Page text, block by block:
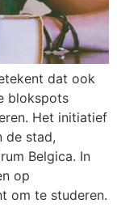
dat ook
blokspots
Het initiatief
de stad,
Belgica. In
op
om te studeren.